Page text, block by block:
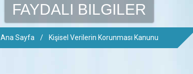
FAYDALI BILGILER
Ana Sayfa / Kişisel Verilerin Korunması Kanunu